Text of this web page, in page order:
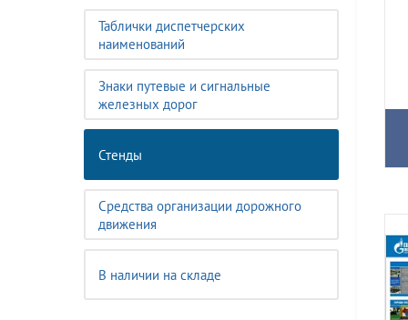
Таблички диспетчерских
наименований
Знаки путевые и сигнальные
железных дорог
Стенды
Средства организации дорожного
движения
В наличии на складе